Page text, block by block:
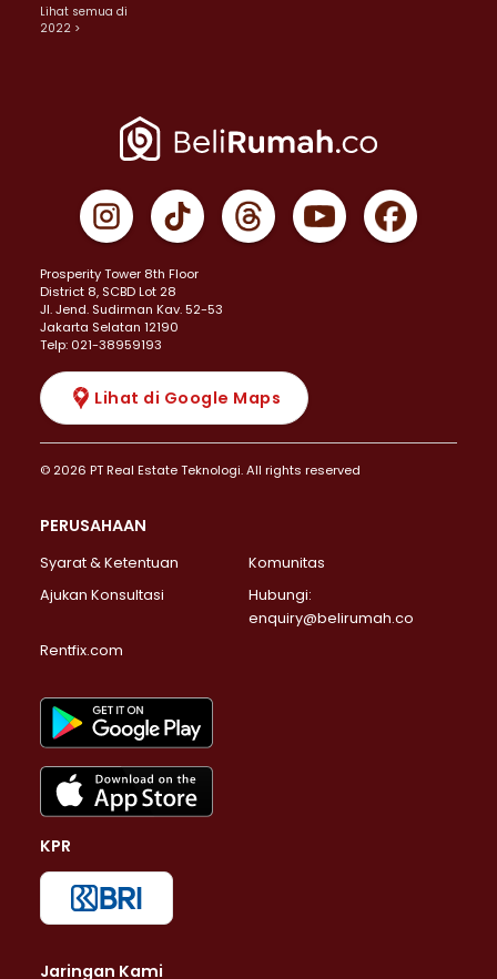
Lihat semua di
2022 >
Prosperity Tower 8th Floor
District 8, SCBD Lot 28
JI. Jend. Sudirman Kav. 52-53
Jakarta Selatan 12190
Telp: 021-38959193
Lihat di Google Maps
© 2026 PT Real Estate Teknologi. All rights reserved
PERUSAHAAN
Syarat & Ketentuan
Komunitas
Ajukan Konsultasi
Hubungi:
enquiry@belirumah.co
Rentfix.com
KPR
Jaringan Kami